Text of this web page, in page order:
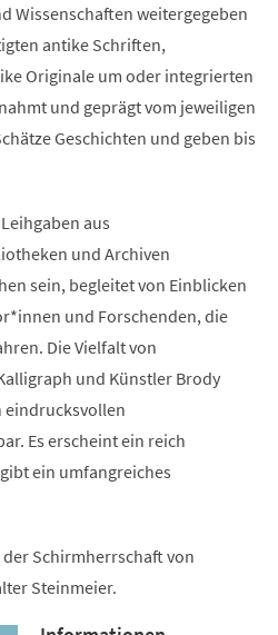
Wissenschaften weitergegeben
antike Schriften,
Originale um oder integrierten
und geprägt vom jeweiligen
Geschichten und geben bis
aus
und Archiven
sein, begleitet von Einblicken
und Forschenden, die
Die Vielfalt von
und Künstler Brody
eindrucksvollen
Es erscheint ein reich
ein umfangreiches
Schirmherrschaft von
Steinmeier.